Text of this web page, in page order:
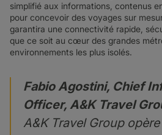
simplifié aux informations, contenus
pour concevoir des voyages sur
garantira une connectivité rapide,
que ce soit au cœur des grandes
environnements les plus isolés.
Fabio Agostini, Chief
Officer, A&K Travel
A&K Travel Group